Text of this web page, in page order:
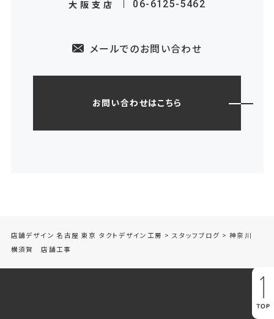
大阪支店 06-6125-5462
メールでのお問い合わせ
お問い合わせはこちら
店舗デザイン 名古屋 東京 タクトデザイン工房 > スタッフブログ > 神奈川
横須賀 店舗工事